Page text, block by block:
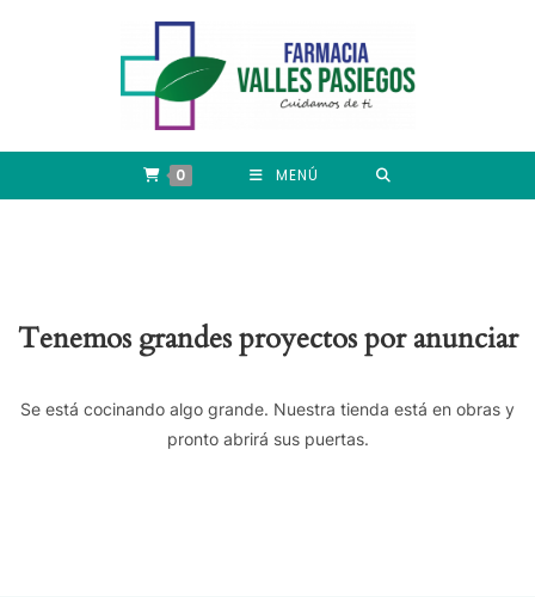
0 MENÚ
Tenemos grandes proyectos por anunciar
Se está cocinando algo grande. Nuestra tienda está en obras y
pronto abrirá sus puertas.